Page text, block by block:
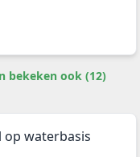
bekeken ook (12)
op waterbasis